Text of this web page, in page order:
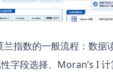
指数的一般流程：数据
字段选择、Moran’s I